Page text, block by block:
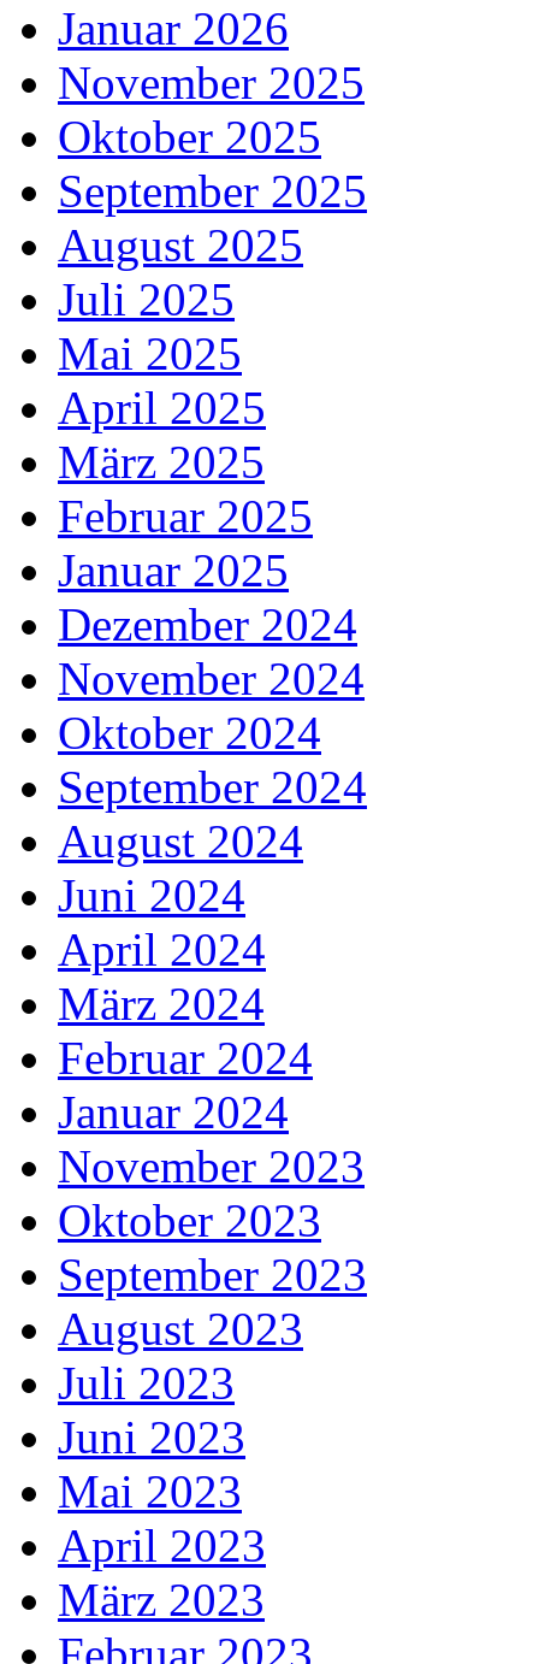
Januar 2026
November 2025
Oktober 2025
September 2025
August 2025
Juli 2025
Mai 2025
April 2025
März 2025
Februar 2025
Januar 2025
Dezember 2024
November 2024
Oktober 2024
September 2024
August 2024
Juni 2024
April 2024
März 2024
Februar 2024
Januar 2024
November 2023
Oktober 2023
September 2023
August 2023
Juli 2023
Juni 2023
Mai 2023
April 2023
März 2023